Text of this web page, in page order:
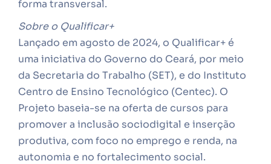
forma transversal.
Sobre o Qualificar+
Lançado em agosto de 2024, o Qualificar+ é
uma iniciativa do Governo do Ceará, por meio
da Secretaria do Trabalho (SET), e do Instituto
Centro de Ensino Tecnológico (Centec). O
Projeto baseia-se na oferta de cursos para
promover a inclusão sociodigital e inserção
produtiva, com foco no emprego e renda, na
autonomia e no fortalecimento social.